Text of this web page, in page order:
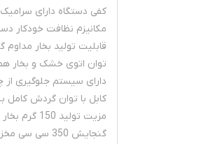
کفی دستگاه دارای
مکانیزم نظافت خودکار
قابلیت تولید بخار مداوم گرم
توان اتوی خشک و بخار
دارای سیستم جلوگیری
کابل با توان گردش
مزیت تولید 150 گرم بخار به صورت افقی و عمودی
گنجایش 350 سی سی مخزن آب دستگاه